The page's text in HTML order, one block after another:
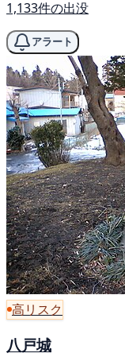
1,133件の出没
アラート
高リスク
八戸城